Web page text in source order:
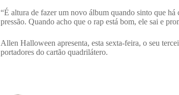
“É altura de fazer um novo álbum quando sinto que há
pressão. Quando acho que o rap está bom, ele sai e
Allen Halloween apresenta, esta sexta-feira, o seu
portadores do cartão quadrilátero.